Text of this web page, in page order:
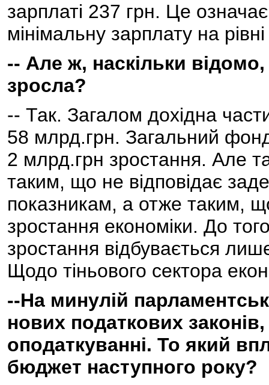
зарплаті 237 грн. Це
мінімальну зарплату на
-- Але ж, наскільки
зросла?
-- Так. Загалом дохідна
58 млрд.грн. Загальний
2 млрд.грн зростання. Але
таким, що не відповідає
показникам, а отже таким,
зростання економіки. До
зростання відбувається
Щодо тіньового сектора
--На минулій
нових податкових
оподаткуванні. То який
бюджет наступного року?